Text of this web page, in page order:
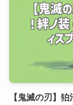
【鬼滅の刃】